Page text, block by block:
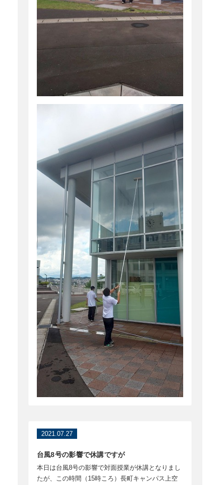
2021.07.27
台風8号の影響で休講ですが
本日は台風8号の影響で対面授業が休講となりまし
たが、この時間（15時ころ）長町キャンパス上空